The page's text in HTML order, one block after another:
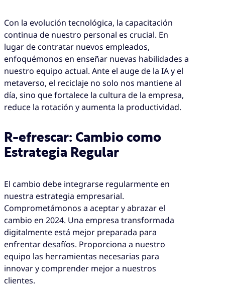
Con la evolución tecnológica, la capacitación
continua de nuestro personal es crucial. En
lugar de contratar nuevos empleados,
enfoquémonos en enseñar nuevas habilidades a
nuestro equipo actual. Ante el auge de la IA y el
metaverso, el reciclaje no solo nos mantiene al
día, sino que fortalece la cultura de la empresa,
reduce la rotación y aumenta la productividad.
R-efrescar: Cambio como
Estrategia Regular
El cambio debe integrarse regularmente en
nuestra estrategia empresarial.
Comprometámonos a aceptar y abrazar el
cambio en 2024. Una empresa transformada
digitalmente está mejor preparada para
enfrentar desafíos. Proporciona a nuestro
equipo las herramientas necesarias para
innovar y comprender mejor a nuestros
clientes.